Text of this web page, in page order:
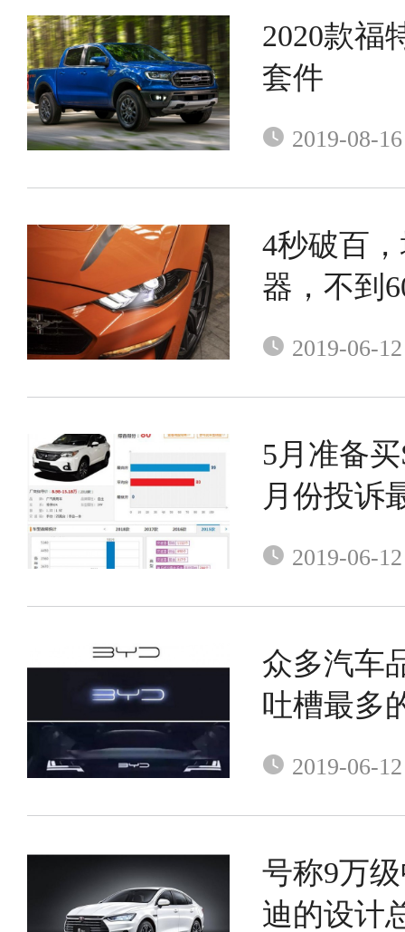
2020款福
套件
2019-08-16
4秒破百
器，不到
车
2019-06-12
5月准备
月份投诉
里
2019-06-12
众多汽车
吐槽最多
2019-06-12
号称9万
迪的设计